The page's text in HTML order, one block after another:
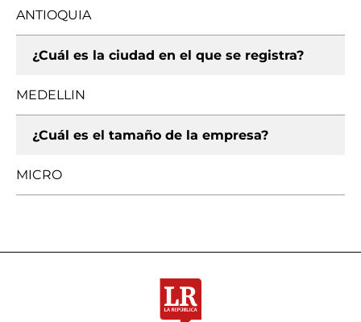
ANTIOQUIA
¿Cuál es la ciudad en el que se registra?
MEDELLIN
¿Cuál es el tamaño de la empresa?
MICRO